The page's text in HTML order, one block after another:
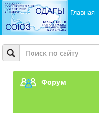
Главная
Форум